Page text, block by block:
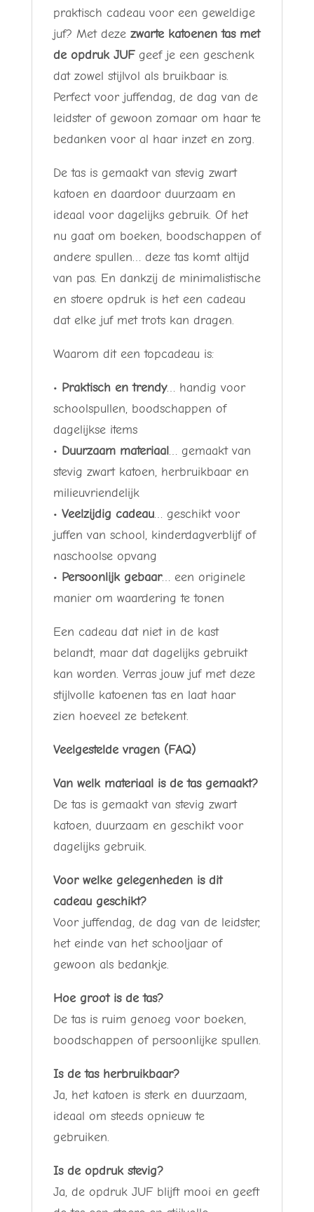
praktisch cadeau voor een geweldige
juf? Met deze zwarte katoenen tas met
de opdruk JUFgeef je een geschenk
dat zowel stijlvol als bruikbaar is.
Perfect voor juffendag, de dag van de
leidster of gewoon zomaar om haar te
bedanken voor al haar inzet en zorg.
De tas is gemaakt van stevig zwart
katoen en daardoor duurzaam en
ideaal voor dagelijks gebruik. Of het
nu gaat om boeken, boodschappen of
andere spullen… deze tas komt altijd
van pas. En dankzij de minimalistische
en stoere opdruk is het een cadeau
dat elke juf met trots kan dragen.
Waarom dit een topcadeau is:
• Praktisch en trendy… handig voor
schoolspullen, boodschappen of
dagelijkse items
• Duurzaam materiaal… gemaakt van
stevig zwart katoen, herbruikbaar en
milieuvriendelijk
• Veelzijdig cadeau… geschikt voor
juffen van school, kinderdagverblijf of
naschoolse opvang
• Persoonlijk gebaar… een originele
manier om waardering te tonen
Een cadeau dat niet in de kast
belandt, maar dat dagelijks gebruikt
kan worden. Verras jouw juf met deze
stijlvolle katoenen tas en laat haar
zien hoeveel ze betekent.
Veelgestelde vragen (FAQ)
Van welk materiaal is de tas gemaakt?
De tas is gemaakt van stevig zwart
katoen, duurzaam en geschikt voor
dagelijks gebruik.
Voor welke gelegenheden is dit
cadeau geschikt?
Voor juffendag, de dag van de leidster,
het einde van het schooljaar of
gewoon als bedankje.
Hoe groot is de tas?
De tas is ruim genoeg voor boeken,
boodschappen of persoonlijke spullen.
Is de tas herbruikbaar?
Ja, het katoen is sterk en duurzaam,
ideaal om steeds opnieuw te
gebruiken.
Is de opdruk stevig?
Ja, de opdruk JUF blijft mooi en geeft